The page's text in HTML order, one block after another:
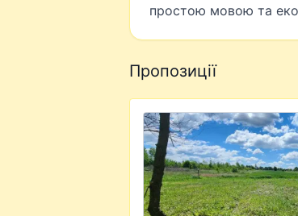
простою мовою та
Пропозиції